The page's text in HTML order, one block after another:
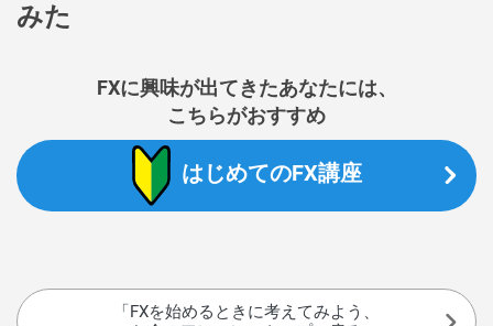
みた
FXに興味が出てきたあなたには、
こちらがおすすめ
はじめてのFX講座
「FXを始めるときに考えてみよう、